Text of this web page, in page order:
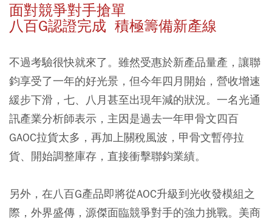
面對競爭對手搶單
八百G認證完成 積極籌備新產線
不過考驗很快就來了。雖然受惠於新產品量產，讓聯
鈞享受了一年的好光景，但今年四月開始，營收增速
緩步下滑，七、八月甚至出現年減的狀況。一名光通
訊產業分析師表示，主因是過去一年甲骨文四百
GAOC拉貨太多，再加上關稅風波，甲骨文暫停拉
貨、開始調整庫存，直接衝擊聯鈞業績。
另外，在八百G產品即將從AOC升級到光收發模組之
際，外界盛傳，源傑面臨競爭對手的強力挑戰。美商